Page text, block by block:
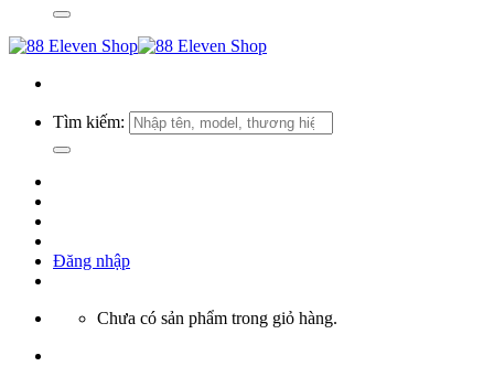
Tìm kiếm:
Đăng nhập
Chưa có sản phẩm trong giỏ hàng.